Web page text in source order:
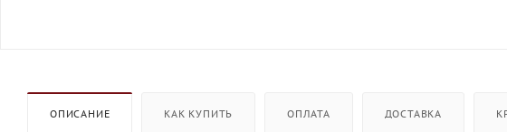
ОПИСАНИЕ КАК КУПИТЬ ОПЛАТА ДОСТАВКА